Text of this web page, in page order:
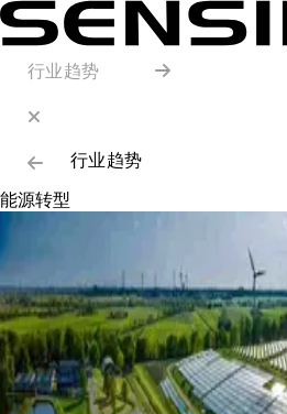
行业趋势
行业趋势
能源转型